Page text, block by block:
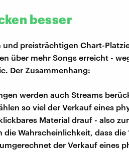
besser
preisträchtigen Chart-
über mehr Songs erreicht -
Der Zusammenhang:
werden auch Streams
so viel der Verkauf eines
Material drauf - also
Wahrscheinlichkeit, dass die
der Verkauf eines